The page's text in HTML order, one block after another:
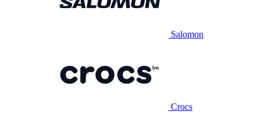
Salomon
Crocs